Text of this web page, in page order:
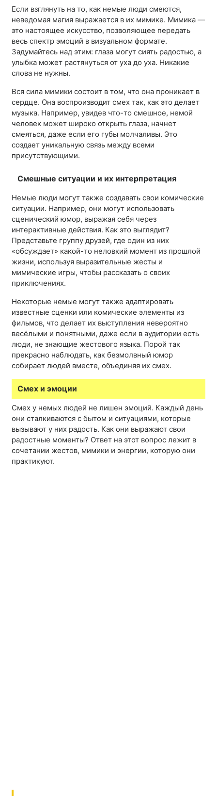
Если взглянуть на то, как немые люди смеются,
неведомая магия выражается в их мимике. Мимика —
это настоящее искусство, позволяющее передать
весь спектр эмоций в визуальном формате.
Задумайтесь над этим: глаза могут сиять радостью, а
улыбка может растянуться от уха до уха. Никакие
слова не нужны.
Вся сила мимики состоит в том, что она проникает в
сердце. Она воспроизводит смех так, как это делает
музыка. Например, увидев что-то смешное, немой
человек может широко открыть глаза, начнет
смеяться, даже если его губы молчаливы. Это
создает уникальную связь между всеми
присутствующими.
Смешные ситуации и их интерпретация
Немые люди могут также создавать свои комические
ситуации. Например, они могут использовать
сценический юмор, выражая себя через
интерактивные действия. Как это выглядит?
Представьте группу друзей, где один из них
«обсуждает» какой-то неловкий момент из прошлой
жизни, используя выразительные жесты и
мимические игры, чтобы рассказать о своих
приключениях.
Некоторые немые могут также адаптировать
известные сценки или комические элементы из
фильмов, что делает их выступления невероятно
весёлыми и понятными, даже если в аудитории есть
люди, не знающие жестового языка. Порой так
прекрасно наблюдать, как безмолвный юмор
собирает людей вместе, объединяя их смех.
Смех и эмоции
Смех у немых людей не лишен эмоций. Каждый день
они сталкиваются с бытом и ситуациями, которые
вызывают у них радость. Как они выражают свои
радостные моменты? Ответ на этот вопрос лежит в
сочетании жестов, мимики и энергии, которую они
практикуют.